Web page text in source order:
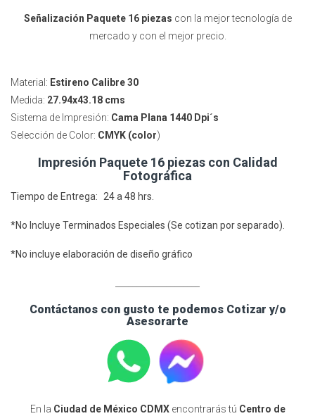
Señalización Paquete 16 piezas con la mejor tecnología de
mercado y con el mejor precio.
Material: Estireno Calibre 30
Medida: 27.94x43.18 cms
Sistema de Impresión: Cama Plana 1440 Dpi´s
Selección de Color: CMYK (color)
Impresión Paquete 16 piezas con Calidad
Fotográfica
Tiempo de Entrega: 24 a 48 hrs.
*No Incluye Terminados Especiales (Se cotizan por separado).
*No incluye elaboración de diseño gráfico
Contáctanos con gusto te podemos Cotizar y/o
Asesorarte
En la Ciudad de México CDMXencontrarás tú Centro de